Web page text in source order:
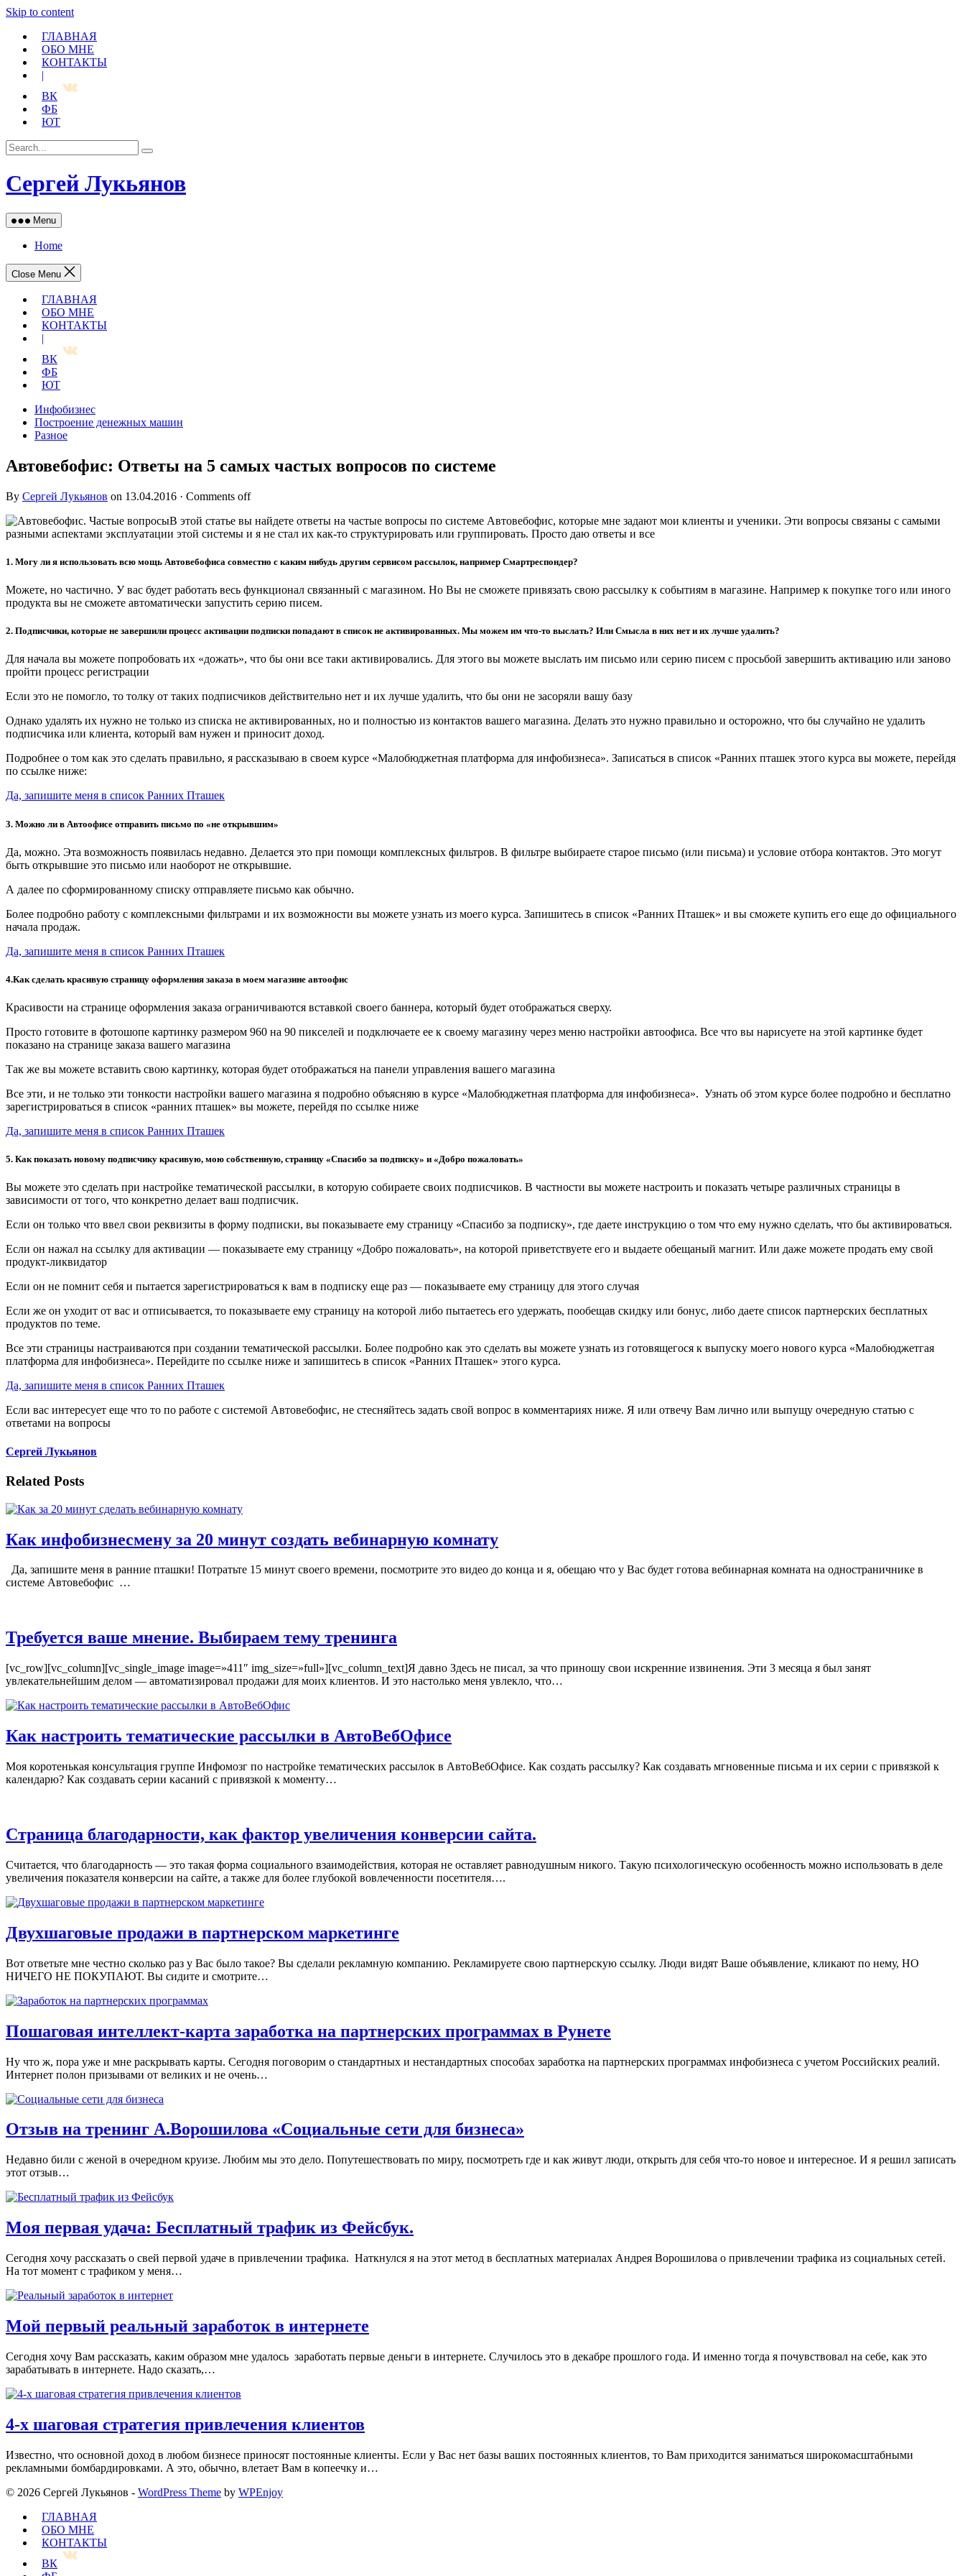
Skip to content
ГЛАВНАЯ
ОБО МНЕ
КОНТАКТЫ
|
ВК
ФБ
ЮТ
Сергей Лукьянов
Menu
Home
Close Menu
ГЛАВНАЯ
ОБО МНЕ
КОНТАКТЫ
|
ВК
ФБ
ЮТ
Инфобизнес
Построение денежных машин
Разное
Автовебофис: Ответы на 5 самых частых вопросов по системе
By Сергей Лукьянов on 13.04.2016 · Comments off
В этой статье вы найдете ответы на частые вопросы по системе Автовебофис, которые мне задают мои клиенты и ученики. Эти вопросы связаны с самыми
разными аспектами эксплуатации этой системы и я не стал их как-то структурировать или группировать. Просто даю ответы и все
1. Могу ли я использовать всю мощь Автовебофиса совместно с каким нибудь другим сервисом рассылок, например Смартреспондер?
Можете, но частично. У вас будет работать весь функционал связанный с магазином. Но Вы не сможете привязать свою рассылку к событиям в магазине. Например к покупке того или иного
продукта вы не сможете автоматически запустить серию писем.
2. Подписчики, которые не завершили процесс активации подписки попадают в список не активированных. Мы можем им что-то выслать? Или Смысла в них нет и их лучше удалить?
Для начала вы можете попробовать их «дожать», что бы они все таки активировались. Для этого вы можете выслать им письмо или серию писем с просьбой завершить активацию или заново
пройти процесс регистрации
Если это не помогло, то толку от таких подписчиков действительно нет и их лучше удалить, что бы они не засоряли вашу базу
Однако удалять их нужно не только из списка не активированных, но и полностью из контактов вашего магазина. Делать это нужно правильно и осторожно, что бы случайно не удалить
подписчика или клиента, который вам нужен и приносит доход.
Подробнее о том как это сделать правильно, я рассказываю в своем курсе «Малобюджетная платформа для инфобизнеса». Записаться в список «Ранних пташек этого курса вы можете, перейдя
по ссылке ниже:
Да, запишите меня в список Ранних Пташек
3. Можно ли в Автоофисе отправить письмо по «не открывшим»
Да, можно. Эта возможность появилась недавно. Делается это при помощи комплексных фильтров. В фильтре выбираете старое письмо (или письма) и условие отбора контактов. Это могут
быть открывшие это письмо или наоборот не открывшие.
А далее по сформированному списку отправляете письмо как обычно.
Более подробно работу с комплексными фильтрами и их возможности вы можете узнать из моего курса. Запишитесь в список «Ранних Пташек» и вы сможете купить его еще до официального
начала продаж.
Да, запишите меня в список Ранних Пташек
4.Как сделать красивую страницу оформления заказа в моем магазине автоофис
Красивости на странице оформления заказа ограничиваются вставкой своего баннера, который будет отображаться сверху.
Просто готовите в фотошопе картинку размером 960 на 90 пикселей и подключаете ее к своему магазину через меню настройки автоофиса. Все что вы нарисуете на этой картинке будет
показано на странице заказа вашего магазина
Так же вы можете вставить свою картинку, которая будет отображаться на панели управления вашего магазина
Все эти, и не только эти тонкости настройки вашего магазина я подробно объясняю в курсе «Малобюджетная платформа для инфобизнеса». Узнать об этом курсе более подробно и бесплатно
зарегистрироваться в список «ранних пташек» вы можете, перейдя по ссылке ниже
Да, запишите меня в список Ранних Пташек
5. Как показать новому подписчику красивую, мою собственную, страницу «Спасибо за подписку» и «Добро пожаловать»
Вы можете это сделать при настройке тематической рассылки, в которую собираете своих подписчиков. В частности вы можете настроить и показать четыре различных страницы в
зависимости от того, что конкретно делает ваш подписчик.
Если он только что ввел свои реквизиты в форму подписки, вы показываете ему страницу «Спасибо за подписку», где даете инструкцию о том что ему нужно сделать, что бы активироваться.
Если он нажал на ссылку для активации — показываете ему страницу «Добро пожаловать», на которой приветствуете его и выдаете обещаный магнит. Или даже можете продать ему свой
продукт-ликвидатор
Если он не помнит себя и пытается зарегистрироваться к вам в подписку еще раз — показываете ему страницу для этого случая
Если же он уходит от вас и отписывается, то показываете ему страницу на которой либо пытаетесь его удержать, пообещав скидку или бонус, либо даете список партнерских бесплатных
продуктов по теме.
Все эти страницы настраиваются при создании тематической рассылки. Более подробно как это сделать вы можете узнать из готовящегося к выпуску моего нового курса «Малобюджетгая
платформа для инфобизнеса». Перейдите по ссылке ниже и запишитесь в список «Ранних Пташек» этого курса.
Да, запишите меня в список Ранних Пташек
Если вас интересует еще что то по работе с системой Автовебофис, не стесняйтесь задать свой вопрос в комментариях ниже. Я или отвечу Вам лично или выпущу очередную статью с
ответами на вопросы
Сергей Лукьянов
Related Posts
Как инфобизнесмену за 20 минут создать вебинарную комнату
Да, запишите меня в ранние пташки! Потратьте 15 минут своего времени, посмотрите это видео до конца и я, обещаю что у Вас будет готова вебинарная комната на одностраничнике в
системе Автовебофис …
Требуется ваше мнение. Выбираем тему тренинга
[vc_row][vc_column][vc_single_image image=»411″ img_size=»full»][vc_column_text]Я давно Здесь не писал, за что приношу свои искренние извинения. Эти 3 месяца я был занят
увлекательнейшим делом — автоматизировал продажи для моих клиентов. И это настолько меня увлекло, что…
Как настроить тематические рассылки в АвтоВебОфисе
Моя коротенькая консультация группе Инфомозг по настройке тематических рассылок в АвтоВебОфисе. Как создать рассылку? Как создавать мгновенные письма и их серии с привязкой к
календарю? Как создавать серии касаний с привязкой к моменту…
Страница благодарности, как фактор увеличения конверсии сайта.
Считается, что благодарность — это такая форма социального взаимодействия, которая не оставляет равнодушным никого. Такую психологическую особенность можно использовать в деле
увеличения показателя конверсии на сайте, а также для более глубокой вовлеченности посетителя….
Двухшаговые продажи в партнерском маркетинге
Вот ответьте мне честно сколько раз у Вас было такое? Вы сделали рекламную компанию. Рекламируете свою партнерскую ссылку. Люди видят Ваше объявление, кликают по нему, НО
НИЧЕГО НЕ ПОКУПАЮТ. Вы сидите и смотрите…
Пошаговая интеллект-карта заработка на партнерских программах в Рунете
Ну что ж, пора уже и мне раскрывать карты. Сегодня поговорим о стандартных и нестандартных способах заработка на партнерских программах инфобизнеса с учетом Российских реалий.
Интернет полон призывами от великих и не очень…
Отзыв на тренинг А.Ворошилова «Социальные сети для бизнеса»
Недавно били с женой в очередном круизе. Любим мы это дело. Попутешествовать по миру, посмотреть где и как живут люди, открыть для себя что-то новое и интересное. И я решил записать
этот отзыв…
Моя первая удача: Бесплатный трафик из Фейсбук.
Сегодня хочу рассказать о свей первой удаче в привлечении трафика. Наткнулся я на этот метод в бесплатных материалах Андрея Ворошилова о привлечении трафика из социальных сетей.
На тот момент с трафиком у меня…
Мой первый реальный заработок в интернете
Сегодня хочу Вам рассказать, каким образом мне удалось заработать первые деньги в интернете. Случилось это в декабре прошлого года. И именно тогда я почувствовал на себе, как это
зарабатывать в интернете. Надо сказать,…
4-х шаговая стратегия привлечения клиентов
Известно, что основной доход в любом бизнесе приносят постоянные клиенты. Если у Вас нет базы ваших постоянных клиентов, то Вам приходится заниматься широкомасштабными
рекламными бомбардировками. А это, обычно, влетает Вам в копеечку и…
© 2026 Сергей Лукьянов - WordPress Theme by WPEnjoy
ГЛАВНАЯ
ОБО МНЕ
КОНТАКТЫ
ВК